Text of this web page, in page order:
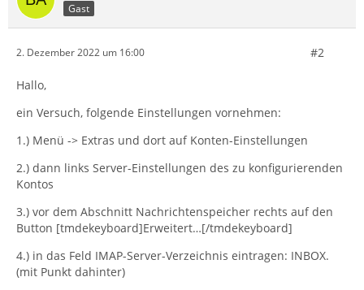
Gast
2. Dezember 2022 um 16:00 #2
Hallo,
ein Versuch, folgende Einstellungen vornehmen:
1.) Menü -> Extras und dort auf Konten-Einstellungen
2.) dann links Server-Einstellungen des zu konfigurierenden
Kontos
3.) vor dem Abschnitt Nachrichtenspeicher rechts auf den
Button [tmdekeyboard]Erweitert…[/tmdekeyboard]
4.) in das Feld IMAP-Server-Verzeichnis eintragen: INBOX.
(mit Punkt dahinter)